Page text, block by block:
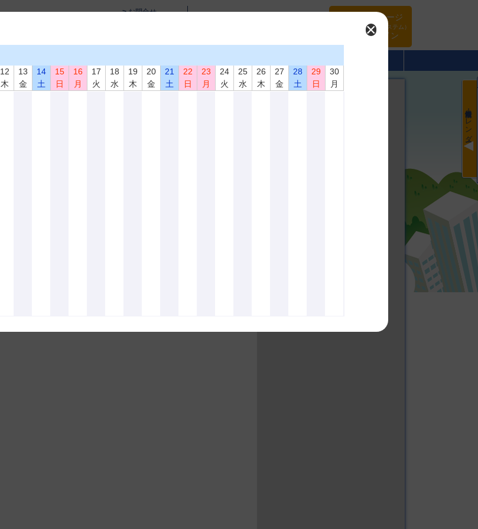
お問合せ
マイページ
（旧WEBシステム）
ログイン
最新情報・カレンダー
×
12
木
13
金
14
土
15
日
16
月
17
火
18
水
19
木
20
金
21
土
22
日
23
月
24
火
25
水
26
木
27
金
28
土
29
日
30
月